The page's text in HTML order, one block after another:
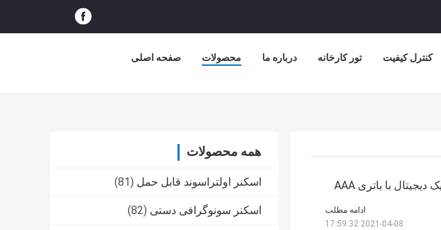
صفحه اصلی محصولات درباره ما تور کارخانه کنترل کیفیت
همه محصولات
اسکنر اولتراسوند قابل حمل (81)
اسکنر سونوگرافی دستی (82)
ادامه مطلب
2021-04-08 17:59:32